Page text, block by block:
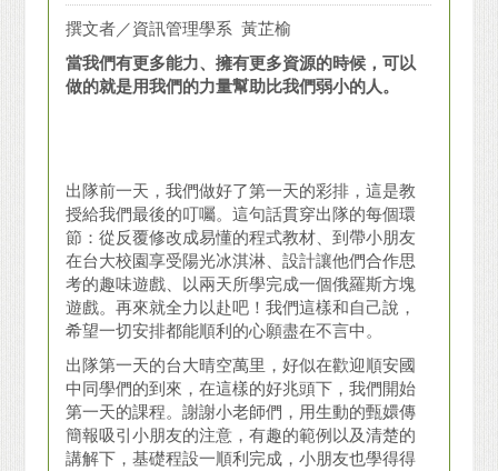
撰文者／資訊管理學系 黃芷榆
當我們有更多能力、擁有更多資源的時候，可以
做的就是用我們的力量幫助比我們弱小的人。
出隊前一天，我們做好了第一天的彩排，這是教
授給我們最後的叮囑。這句話貫穿出隊的每個環
節：從反覆修改成易懂的程式教材、到帶小朋友
在台大校園享受陽光冰淇淋、設計讓他們合作思
考的趣味遊戲、以兩天所學完成一個俄羅斯方塊
遊戲。再來就全力以赴吧！我們這樣和自己說，
希望一切安排都能順利的心願盡在不言中。
出隊第一天的台大晴空萬里，好似在歡迎順安國
中同學們的到來，在這樣的好兆頭下，我們開始
第一天的課程。謝謝小老師們，用生動的甄嬛傳
簡報吸引小朋友的注意，有趣的範例以及清楚的
講解下，基礎程設一順利完成，小朋友也學得得